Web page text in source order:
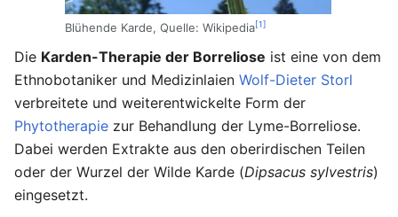
Blühende Karde, Quelle: Wikipedia[1]
Die Karden-Therapie der Borreliose ist eine von dem
Ethnobotaniker und Medizinlaien Wolf-Dieter Storl
verbreitete und weiterentwickelte Form der
Phytotherapie zur Behandlung der Lyme-Borreliose.
Dabei werden Extrakte aus den oberirdischen Teilen
oder der Wurzel der Wilde Karde (Dipsacus sylvestris)
eingesetzt.